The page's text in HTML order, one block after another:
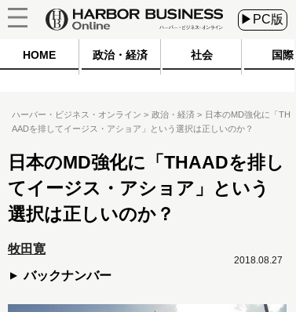
▶PC版
HOME 政治・経済 社会 国際
ハーバー・ビジネス・オンライン 政治・経済
日本のMD強化に「TH
AADを排してイージス・アショア」という選択は正しいのか？
日本のMD強化に「THAADを排し
てイージス・アショア」という
選択は正しいのか？
牧田寛
バックナンバー
2018.08.27